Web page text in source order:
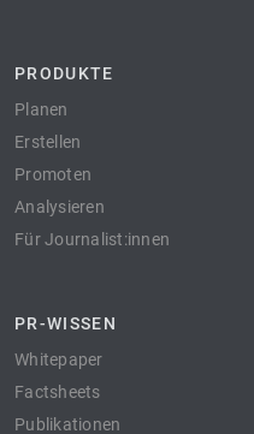
PRODUKTE
Planen
Erstellen
Promoten
Analysieren
Für Journalist:innen
PR-WISSEN
Whitepaper
Factsheets
Publikationen